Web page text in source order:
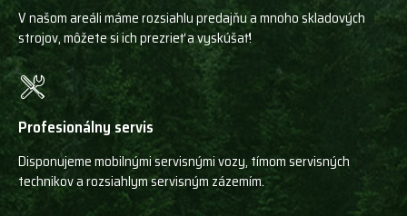
V našom areáli máme rozsiahlu predajňu a mnoho skladových
strojov, môžete si ich prezrieť a vyskúšať!
Profesionálny servis
Disponujeme mobilnými servisnými vozy, tímom servisných
technikov a rozsiahlym servisným zázemím.